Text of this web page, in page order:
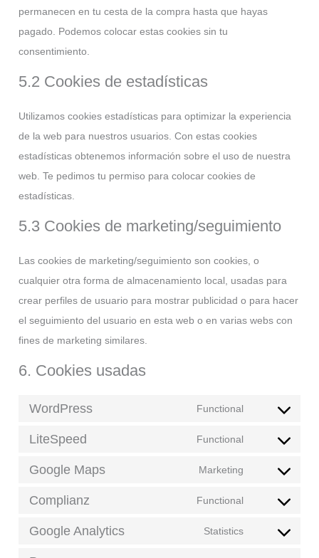
permanecen en tu cesta de la compra hasta que hayas
pagado. Podemos colocar estas cookies sin tu
consentimiento.
5.2 Cookies de estadísticas
Utilizamos cookies estadísticas para optimizar la experiencia
de la web para nuestros usuarios. Con estas cookies
estadísticas obtenemos información sobre el uso de nuestra
web. Te pedimos tu permiso para colocar cookies de
estadísticas.
5.3 Cookies de marketing/seguimiento
Las cookies de marketing/seguimiento son cookies, o
cualquier otra forma de almacenamiento local, usadas para
crear perfiles de usuario para mostrar publicidad o para hacer
el seguimiento del usuario en esta web o en varias webs con
fines de marketing similares.
6. Cookies usadas
WordPress
Functional
Consent
wordpress
LiteSpeed
Functional
Consent
litespeed
Google Maps
Marketing
Consent
google-
Complianz
Functional
Consent
Google Analytics
Statistics
Consent